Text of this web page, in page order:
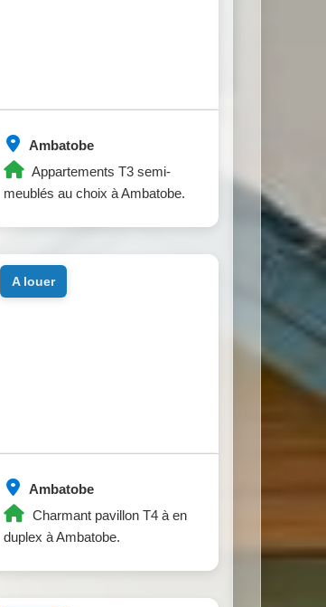
Ambatobe
Appartements T3 semi-
meublés au choix à Ambatobe.
Ambatobe
Charmant pavillon T4 à en
duplex à Ambatobe.
a louer